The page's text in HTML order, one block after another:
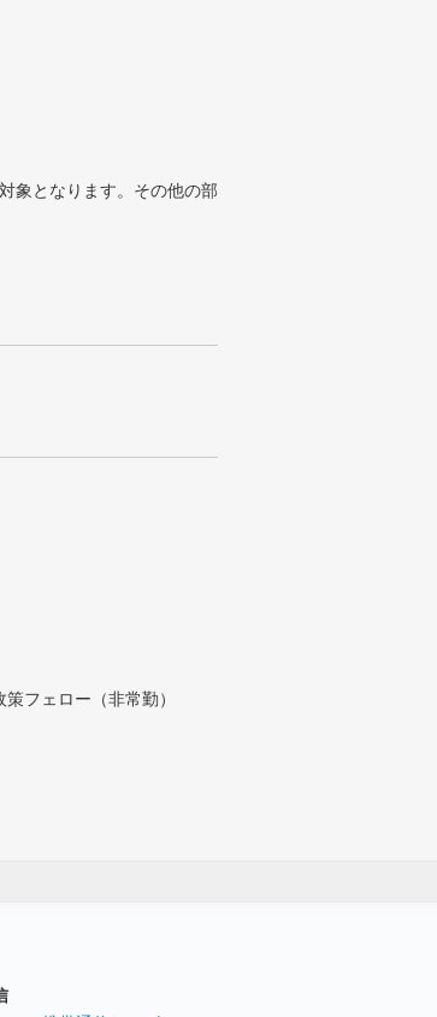
象となります。その他の部
フェロー（非常勤）